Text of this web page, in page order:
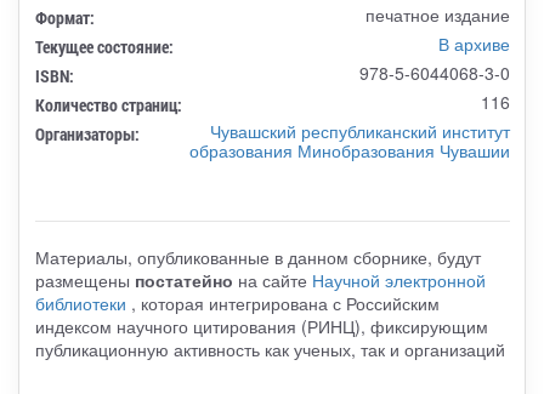
Формат: печатное издание
Текущее состояние: В архиве
ISBN: 978-5-6044068-3-0
Количество страниц: 116
Организаторы:
Чувашский республиканский институт
образования Минобразования Чувашии
Материалы, опубликованные в данном сборнике, будут
размещены постатейно на сайте Научной электронной
библиотеки , которая интегрирована с Российским
индексом научного цитирования (РИНЦ), фиксирующим
публикационную активность как ученых, так и организаций